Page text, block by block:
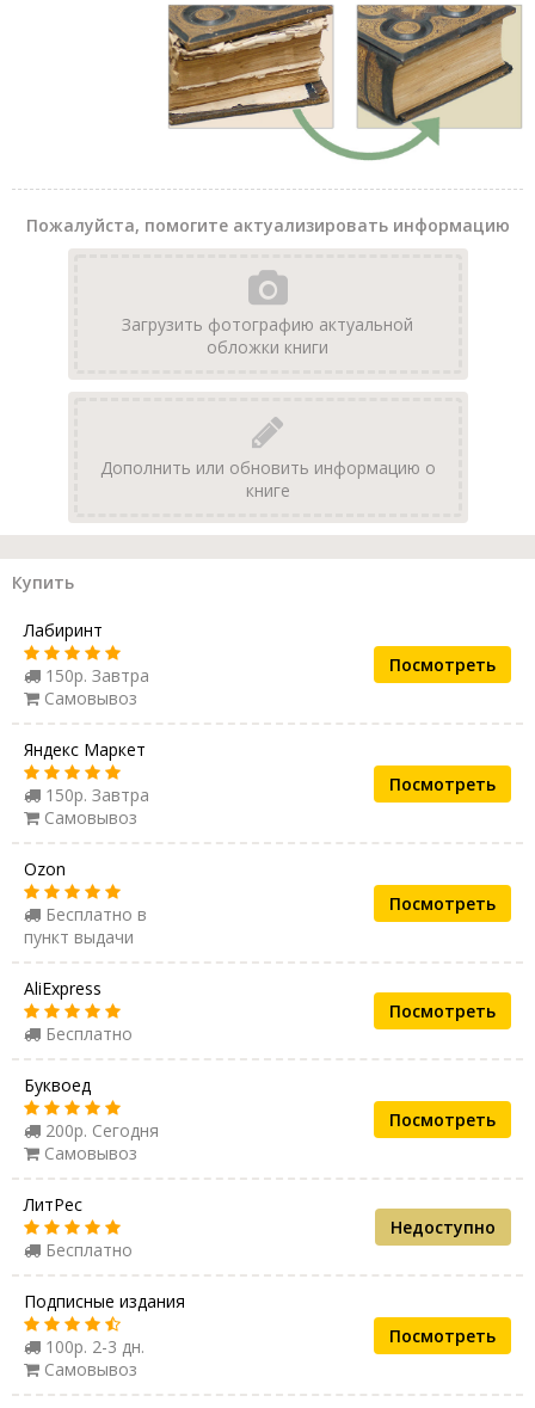
Пожалуйста, помогите актуализировать информацию
Загрузить фотографию актуальной
обложки книги
Дополнить или обновить информацию о
книге
Купить
Лабиринт
150р. Завтра
Самовывоз
Посмотреть
Яндекс Маркет
150р. Завтра
Самовывоз
Посмотреть
Ozon
Бесплатно в
пункт выдачи
Посмотреть
AliExpress
Бесплатно
Посмотреть
Буквоед
200р. Сегодня
Самовывоз
Посмотреть
ЛитРес
Бесплатно
Недоступно
Подписные издания
100р. 2-3 дн.
Самовывоз
Посмотреть